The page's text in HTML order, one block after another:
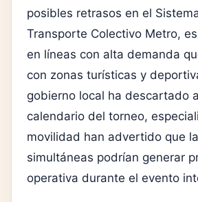
posibles retrasos en el
Transporte Colectivo Metro,
en líneas con alta demanda
con zonas turísticas y
gobierno local ha descartado
calendario del torneo,
movilidad han advertido que
simultáneas podrían generar
operativa durante el evento